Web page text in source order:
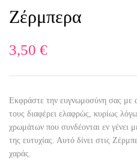
Ζέρμπερα
3,50 €
Εκφράστε την ευγνωμοσύνη σας με
τους διαφέρει ελαφρώς, κυρίως
χρωμάτων που συνδέονται εν γένει
της ευτυχίας. Αυτό δίνει στις
χαράς.